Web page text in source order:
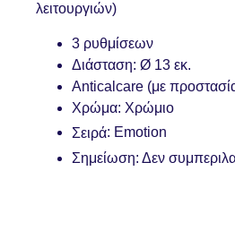
λειτουργιών)
3 ρυθμίσεων
Διάσταση: Ø 13 εκ.
Anticalcare (με
Χρώμα: Χρώμιο
Σειρά: Emotion
Σημείωση: Δεν